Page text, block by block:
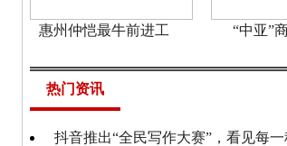
惠州仲恺最牛前进工 “中亚”
热门资讯
抖音推出“全民写作大赛”，看见每